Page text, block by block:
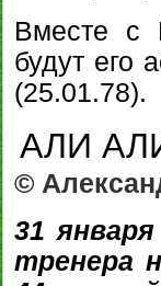
Вместе с
будут его
(25.01.78).
АЛИ
©
31
тренера